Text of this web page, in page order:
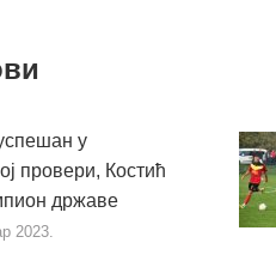
у
провери, Костић
државе
2023.